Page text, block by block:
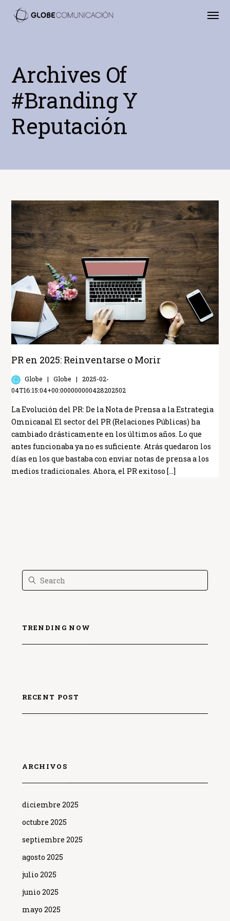
Archives Of
#Branding Y
Reputación
PR en 2025: Reinventarse o Morir
Globe Globe
2025-02-
04T16:15:04+00:000000000428202502
La Evolución del PR: De la Nota de Prensa a la Estrategia
Omnicanal El sector del PR (Relaciones Públicas) ha
cambiado drásticamente en los últimos años. Lo que
antes funcionaba ya no es suficiente. Atrás quedaron los
días en los que bastaba con enviar notas de prensa a los
medios tradicionales. Ahora, el PR exitoso […]
TRENDING NOW
RECENT POST
ARCHIVOS
diciembre 2025
octubre 2025
septiembre 2025
agosto 2025
julio 2025
junio 2025
mayo 2025